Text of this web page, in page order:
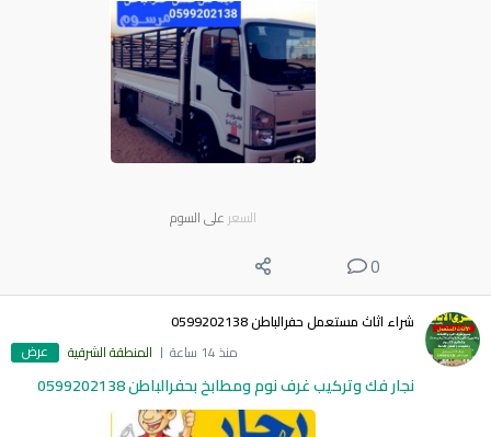
السعر على السوم
0
شراء اثاث مستعمل حفرالباطن 0599202138
منذ 14 ساعة
المنطقة الشرقية عرض
نجار فك وتركيب غرف نوم ومطابخ بحفرالباطن 0599202138